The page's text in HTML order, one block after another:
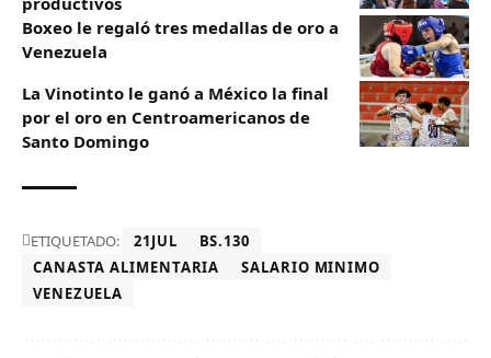
Boxeo le regaló tres medallas de oro a
Venezuela
La Vinotinto le ganó a México la final
por el oro en Centroamericanos de
Santo Domingo
ETIQUETADO: 21JUL
BS.130
CANASTA ALIMENTARIA
SALARIO MINIMO
VENEZUELA